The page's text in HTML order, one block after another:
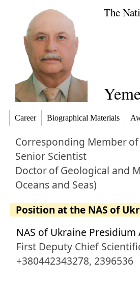
The
Career Biographical Materials
Corresponding Member
Senior Scientist
DoctorofGeological and
Oceans and Seas)
Position at the NAS of
NAS of Ukraine Presidium
First Deputy Chief
+380442343278, 2396536